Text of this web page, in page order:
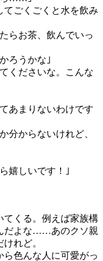
ごくごくと水を飲み
らお茶、飲んでいっ
ろうかな｣
くださいな。こんな
あまりないわけです
からないけれど、
嬉しいです！｣
くる。例えば家族構
だよな……あのクソ親
れど。
色んな人に可愛がっ